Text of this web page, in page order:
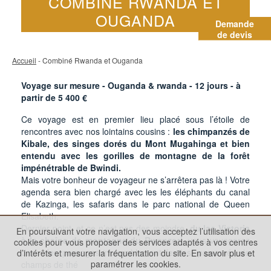
Demande
de devis
OUGANDA
Accueil - Combiné Rwanda et Ouganda
Voyage sur mesure - Ouganda & rwanda - 12 jours - à
partir de 5 400 €
Ce voyage est en premier lieu placé sous l’étoile de
rencontres avec nos lointains cousins : les chimpanzés de
Kibale, des singes dorés du Mont Mugahinga et bien
entendu avec les gorilles de montagne de la forêt
impénétrable de Bwindi.
Mais votre bonheur de voyageur ne s’arrêtera pas là ! Votre
agenda sera bien chargé avec les les éléphants du canal
de Kazinga, les safaris dans le parc national de Queen
Elisabeth.
Dernier point, et ce n’est pas des moindre,du lac Victoria
à la chaîne de montagne du Rwenzori,vous voyagerez
dans des paysages incroyablement fertiles, parsemés de
En poursuivant votre navigation, vous acceptez l’utilisation des
cookies pour vous proposer des services adaptés à vos centres
d’intérêts et mesurer la fréquentation du site. En savoir plus et
paramétrer les cookies.